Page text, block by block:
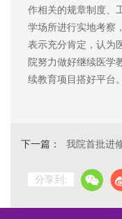
作相关的规章制度、
学场所进行实地考察
表示充分肯定，认为
院努力做好继续医学
续教育项目搭好平台。
下一篇： 我院首批进
分享到: